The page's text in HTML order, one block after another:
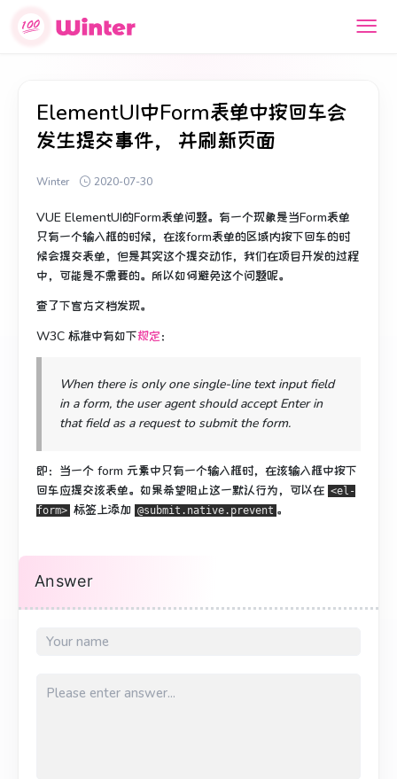
ElementUI中Form表单中按回车会
发生提交事件， 并刷新页面
Winter 2020-07-30
VUE ElementUI的Form表单问题。有一个现象是当Form表单
只有一个输入框的时候，在该form表单的区域内按下回车的时
候会提交表单，但是其实这个提交动作，我们在项目开发的过程
中，可能是不需要的。所以如何避免这个问题呢。
查了下官方文档发现。
W3C 标准中有如下规定：
When there is only one single-line text input field
in a form, the user agent should accept Enter in
that field as a request to submit the form.
即：当一个 form 元素中只有一个输入框时，在该输入框中按下
回车应提交该表单。如果希望阻止这一默认行为，可以在 <el-
form> 标签上添加 @submit.native.prevent 。
Answer